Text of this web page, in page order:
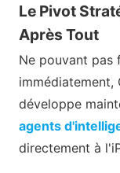
Le Pivot
Après Tout
Ne pouvant pas
immédiatement,
développe
agents
directement à